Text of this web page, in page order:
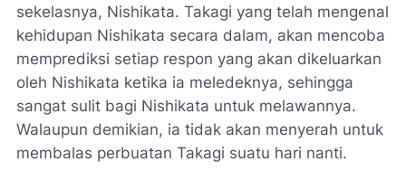
sekelasnya, Nishikata. Takagi yang telah mengenal
kehidupan Nishikata secara dalam, akan mencoba
memprediksi setiap respon yang akan dikeluarkan
oleh Nishikata ketika ia meledeknya, sehingga
sangat sulit bagi Nishikata untuk melawannya.
Walaupun demikian, ia tidak akan menyerah untuk
membalas perbuatan Takagi suatu hari nanti.